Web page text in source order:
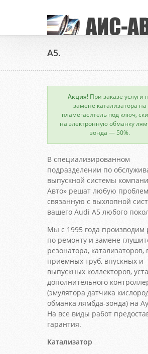
A5.
Акция! При заказе услуги
замене катализатора на
пламегаситель под ключ,
на электронную обманку
зонда — 50%.
В специализированном
подразделении по
выпускной системы
Авто» решат любую
связанную с выхлопной
вашего Audi A5 любого
Мы с 1995 года производим
по ремонту и замене
резонатора, катализаторов,
приемных труб, впускных и
выпускных коллекторов,
дополнительного
(эмулятора датчика
обманка лямбда-зонда) на
На все виды работ
гарантия.
Катализатор